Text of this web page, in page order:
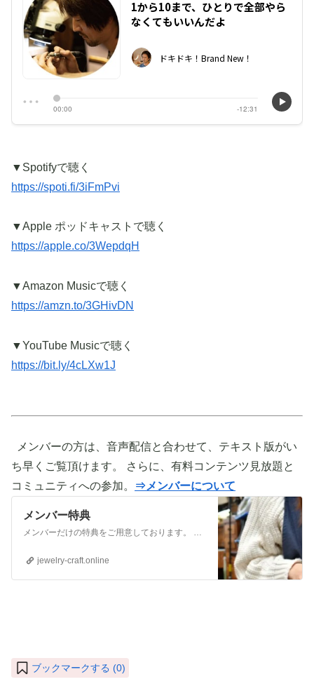
▼Spotifyで聴く
https://spoti.fi/3iFmPvi
▼Apple ポッドキャストで聴く
https://apple.co/3WepdqH
▼Amazon Musicで聴く
https://amzn.to/3GHivDN
▼YouTube Musicで聴く
https://bit.ly/4cLXw1J
メンバーの方は、音声配信と合わせて、テキスト版がい
ち早くご覧頂けます。 さらに、有料コンテンツ見放題と
コミュニティへの参加。
⇒メンバーについて
メンバー特典
jewelry-craft.online
ブックマークする (0)